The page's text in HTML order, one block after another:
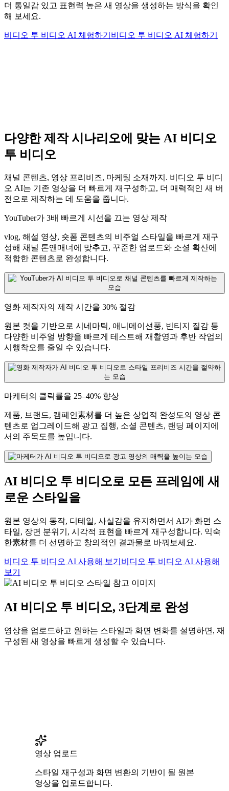
더 통일감 있고 표현력 높은 새 영상을 생성하는 방식을 확인
해 보세요.
비디오 투 비디오 AI 체험하기 비디오 투 비디오 AI 체험하기
다양한 제작 시나리오에 맞는 AI 비디오
투 비디오
채널 콘텐츠, 영상 프리비즈, 마케팅 소재까지. 비디오 투 비디
오 AI는 기존 영상을 더 빠르게 재구성하고, 더 매력적인 새 버
전으로 제작하는 데 도움을 줍니다.
YouTuber가 3배 빠르게 시선을 끄는 영상 제작
vlog, 해설 영상, 숏폼 콘텐츠의 비주얼 스타일을 빠르게 재구
성해 채널 톤앤매너에 맞추고, 꾸준한 업로드와 소셜 확산에
적합한 콘텐츠로 완성합니다.
영화 제작자의 제작 시간을 30% 절감
원본 컷을 기반으로 시네마틱, 애니메이션풍, 빈티지 질감 등
다양한 비주얼 방향을 빠르게 테스트해 재촬영과 후반 작업의
시행착오를 줄일 수 있습니다.
마케터의 클릭률을 25–40% 향상
제품, 브랜드, 캠페인素材를 더 높은 상업적 완성도의 영상 콘
텐츠로 업그레이드해 광고 집행, 소셜 콘텐츠, 랜딩 페이지에
서의 주목도를 높입니다.
AI 비디오 투 비디오로 모든 프레임에 새
로운 스타일을
원본 영상의 동작, 디테일, 사실감을 유지하면서 AI가 화면 스
타일, 장면 분위기, 시각적 표현을 빠르게 재구성합니다. 익숙
한素材를 더 선명하고 창의적인 결과물로 바꿔보세요.
비디오 투 비디오 AI 사용해 보기 비디오 투 비디오 AI 사용해
보기
AI 비디오 투 비디오, 3단계로 완성
영상을 업로드하고 원하는 스타일과 화면 변화를 설명하면, 재
구성된 새 영상을 빠르게 생성할 수 있습니다.
영상 업로드
스타일 재구성과 화면 변환의 기반이 될 원본
영상을 업로드합니다.